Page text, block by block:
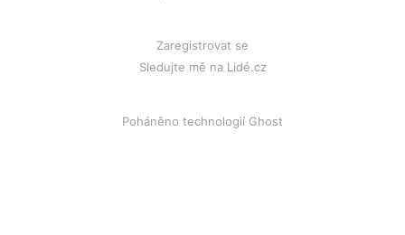
Zaregistrovat se
Sledujte mě na Lidé.cz
Poháněno technologií Ghost